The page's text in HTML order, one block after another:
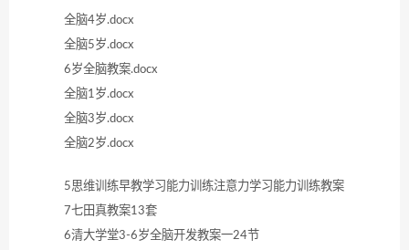
全脑4岁.docx
全脑5岁.docx
6岁全脑教案.docx
全脑1岁.docx
全脑3岁.docx
全脑2岁.docx
5思维训练早教学习能力训练注意力学习能力训练教案
7七田真教案13套
6清大学堂3-6岁全脑开发教案一24节